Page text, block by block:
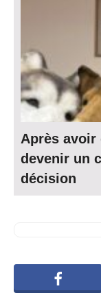
Après avoir
devenir un
décision